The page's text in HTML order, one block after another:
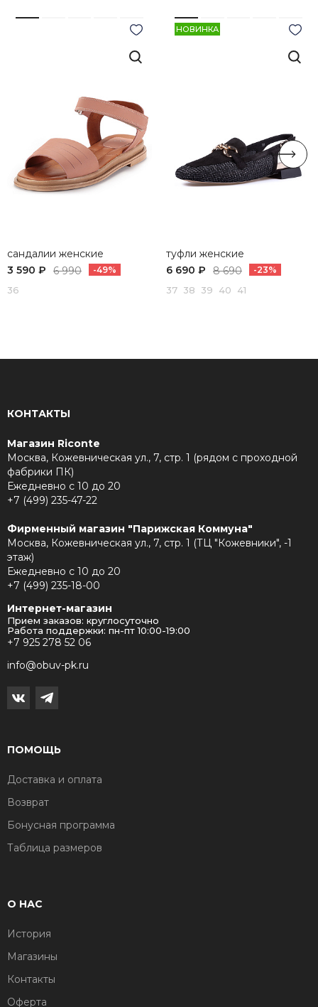
сандалии женские
3 590 ₽
6 990 -49%
36
НОВИНКА
туфли женские
6 690 ₽
8 690 -23%
37 38 39 40 41
КОНТАКТЫ
Магазин Riconte
Москва, Кожевническая ул., 7, стр. 1 (рядом с проходной
фабрики ПК)
Ежедневно с 10 до 20
+7 (499) 235-47-22
Фирменный магазин "Парижская Коммуна"
Москва, Кожевническая ул., 7, стр. 1 (ТЦ "Кожевники", -1
этаж)
Ежедневно с 10 до 20
+7 (499) 235-18-00
Интернет-магазин
Прием заказов: круглосуточно
Работа поддержки: пн-пт 10:00-19:00
+7 925 278 52 06
info@obuv-pk.ru
ПОМОЩЬ
Доставка и оплата
Возврат
Бонусная программа
Таблица размеров
О НАС
История
Магазины
Контакты
Оферта